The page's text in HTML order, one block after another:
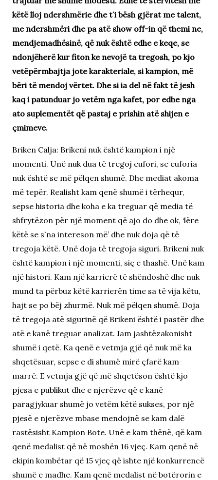
këtë lloj ndershmërie dhe t`i bësh gjërat me talent,
me ndershmëri dhe pa atë show off-in që themi ne,
mendjemadhësinë, që nuk është edhe e keqe, se
ndonjëherë kur fiton ke nevojë ta tregosh, po kjo
vetëpërmbajtja jote karakteriale, si kampion, më
bëri të mendoj vërtet. Dhe si ia del në fakt të jesh
kaq i patunduar jo vetëm nga kafet, por edhe nga
ato suplementët që pastaj e prishin atë shijen e
çmimeve.
Briken Calja: Brikeni nuk është kampion i një
momenti. Unë nuk dua të tregoj eufori, se euforia
nuk është se më pëlqen shumë. Dhe mediat akoma
më tepër. Realisht kam qenë shumë i tërhequr,
sepse historia dhe koha e ka treguar që media të
shfrytëzon për një moment që ajo do dhe ok, ‘lëre
këtë se s`na intereson më’ dhe nuk doja që të
tregoja këtë. Unë doja të tregoja siguri. Brikeni nuk
është kampion i një momenti, siç e thashë. Unë kam
një histori. Kam një karrierë të shëndoshë dhe nuk
mund ta përbuz këtë karrierën time sa të vija këtu,
hajt se po bëj zhurmë. Nuk më pëlqen shumë. Doja
të tregoja atë sigurinë që Brikeni është i pastër dhe
atë e kanë treguar analizat. Jam jashtëzakonisht
shumë i qetë. Ka qenë e vetmja gjë që nuk më ka
shqetësuar, sepse e di shumë mirë çfarë kam
marrë. E vetmja gjë që më shqetëson është kjo
pjesa e publikut dhe e njerëzve që e kanë
paragjykuar shumë jo vetëm këtë sukses, por një
pjesë e njerëzve mbase mendojnë se kam dalë
rastësisht Kampion Bote. Unë e kam thënë, që kam
qenë medalist që në moshën 16 vjeç. Kam qenë në
ekipin kombëtar që 15 vjeç që ishte një konkurrencë
shumë e madhe. Kam qenë medalist në botërorin e